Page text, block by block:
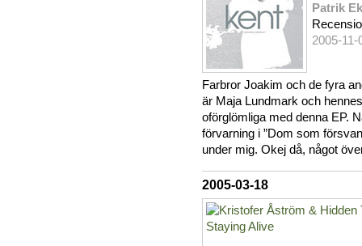
Patrik
2005-11-
Farbror Joakim och de fyra
är Maja Lundmark och
oförglömliga med denna EP.
förvarning i ”Dom som
under mig. Okej då, något
2005-03-18